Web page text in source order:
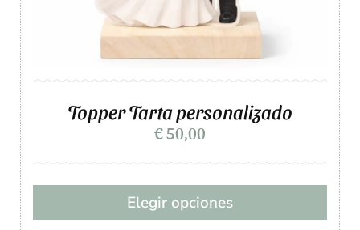
Topper Tarta personalizado
€50,00
Elegir opciones